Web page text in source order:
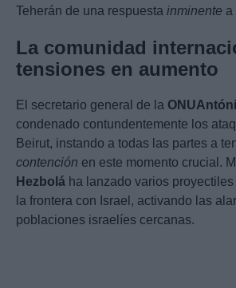
Teherán de una respuesta inminente a
La comunidad
tensiones en aumento
El secretario general de la ONU
condenado contundentemente los
Beirut, instando a todas las partes a
contención en este momento crucial.
Hezbolá ha lanzado varios
la frontera con Israel, activando las
poblaciones israelíes cercanas.